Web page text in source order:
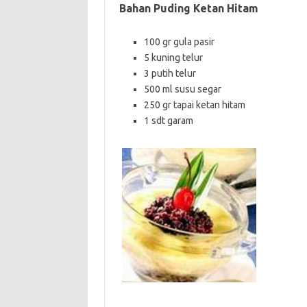
Bahan Puding Ketan Hitam
100 gr gula pasir
5 kuning telur
3 putih telur
500 ml susu segar
250 gr tapai ketan hitam
1 sdt garam